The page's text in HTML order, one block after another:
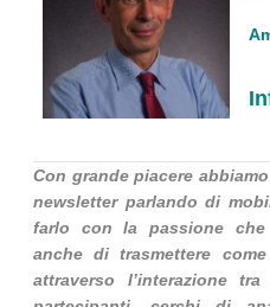
Con grande piacere
newsletter parlando di
farlo con la passione che
anche di trasmettere
attraverso l’interazione